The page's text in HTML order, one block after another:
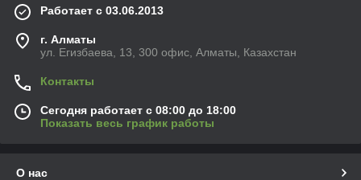
Работает с 03.06.2013
г. Алматы
ул. Егизбаева, 13, 300 офис, Алматы, Казахстан
Контакты
Сегодня работает с 08:00 до 18:00
Показать весь график работы
О нас